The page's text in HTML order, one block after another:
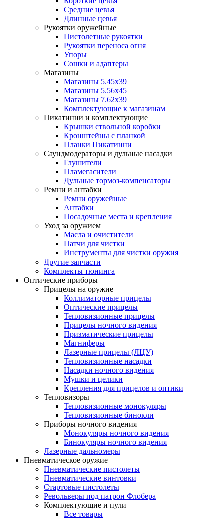
Средние цевья
Длинные цевья
Рукоятки оружейные
Пистолетные рукоятки
Рукоятки переноса огня
Упоры
Сошки и адаптеры
Магазины
Магазины 5.45х39
Магазины 5.56х45
Магазины 7.62х39
Комплектующие к магазинам
Пикатинни и комплектующие
Крышки ствольной коробки
Кронштейны с планкой
Планки Пикатинни
Саундмодераторы и дульные насадки
Глушители
Пламегасители
Дульные тормоз-компенсаторы
Ремни и антабки
Ремни оружейные
Антабки
Посадочные места и крепления
Уход за оружием
Масла и очистители
Патчи для чистки
Инструменты для чистки оружия
Другие запчасти
Комплекты тюнинга
Оптические приборы
Прицелы на оружие
Коллиматорные прицелы
Оптические прицелы
Тепловизионные прицелы
Прицелы ночного видения
Призматические прицелы
Магниферы
Лазерные прицелы (ЛЦУ)
Тепловизионные насадки
Насадки ночного видения
Мушки и целики
Крепления для прицелов и оптики
Тепловизоры
Тепловизионные монокуляры
Тепловизионные бинокли
Приборы ночного видения
Монокуляры ночного видения
Бинокуляры ночного видения
Лазерные дальномеры
Пневматическое оружие
Пневматические пистолеты
Пневматические винтовки
Стартовые пистолеты
Револьверы под патрон Флобера
Комплектующие и пули
Все товары